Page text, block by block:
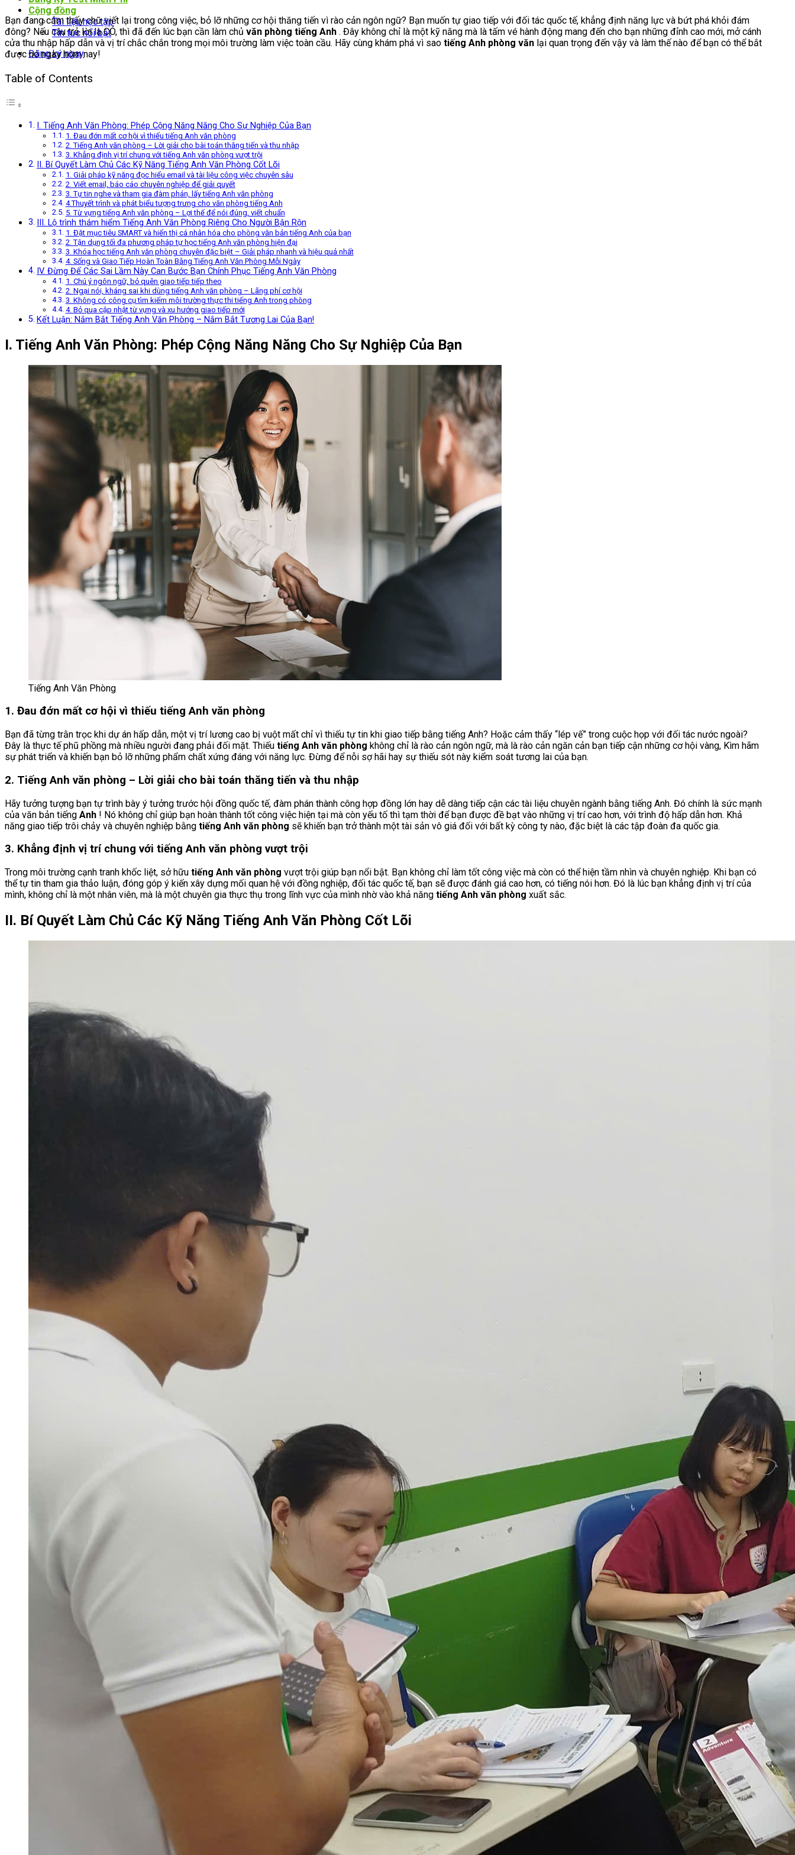
Cộng đồng
Tài liệu học tập
Tin tức nổi bật
Đăng ký ngay
Bạn đang cảm thấy chữ viết lại trong công việc, bỏ lỡ những cơ hội thăng tiến vì rào cản ngôn ngữ? Bạn muốn tự giao tiếp với đối tác quốc tế, khẳng định năng lực và bứt phá khỏi đám
đông? Nếu câu trả lời là CÓ, thì đã đến lúc bạn cần làm chủ văn phòng tiếng Anh . Đây không chỉ là một kỹ năng mà là tấm vé hành động mang đến cho bạn những đỉnh cao mới, mở cánh
cửa thu nhập hấp dẫn và vị trí chắc chắn trong mọi môi trường làm việc toàn cầu. Hãy cùng khám phá vì sao tiếng Anh phòng văn lại quan trọng đến vậy và làm thế nào để bạn có thể bắt
được nó ngay hôm nay!
Table of Contents
I. Tiếng Anh Văn Phòng: Phép Cộng Năng Năng Cho Sự Nghiệp Của Bạn
1. Đau đớn mất cơ hội vì thiếu tiếng Anh văn phòng
2. Tiếng Anh văn phòng – Lời giải cho bài toán thăng tiến và thu nhập
3. Khẳng định vị trí chung với tiếng Anh văn phòng vượt trội
II. Bí Quyết Làm Chủ Các Kỹ Năng Tiếng Anh Văn Phòng Cốt Lõi
1. Giải pháp kỹ năng đọc hiểu email và tài liệu công việc chuyên sâu
2. Viết email, báo cáo chuyên nghiệp để giải quyết
3. Tự tin nghe và tham gia đàm phán, lấy tiếng Anh văn phòng
4.Thuyết trình và phát biểu tượng trưng cho văn phòng tiếng Anh
5. Từ vựng tiếng Anh văn phòng – Lợi thế để nói đúng, viết chuẩn
III. Lộ trình thám hiểm Tiếng Anh Văn Phòng Riêng Cho Người Bận Rộn
1. Đặt mục tiêu SMART và hiển thị cá nhân hóa cho phòng văn bản tiếng Anh của bạn
2. Tận dụng tối đa phương pháp tự học tiếng Anh văn phòng hiện đại
3. Khóa học tiếng Anh văn phòng chuyên đặc biệt – Giải pháp nhanh và hiệu quả nhất
4. Sống và Giao Tiếp Hoàn Toàn Bằng Tiếng Anh Văn Phòng Mỗi Ngày
IV. Đừng Để Các Sai Lầm Này Can Bước Bạn Chính Phục Tiếng Anh Văn Phòng
1. Chú ý ngôn ngữ, bỏ quên giao tiếp tiếp theo
2. Ngại nói, kháng sai khi dùng tiếng Anh văn phòng – Lãng phí cơ hội
3. Không có công cụ tìm kiếm môi trường thực thi tiếng Anh trong phòng
4. Bỏ qua cập nhật từ vựng và xu hướng giao tiếp mới
Kết Luận: Nắm Bắt Tiếng Anh Văn Phòng – Nắm Bắt Tương Lai Của Bạn!
I. Tiếng Anh Văn Phòng: Phép Cộng Năng Năng Cho Sự Nghiệp Của Bạn
Tiếng Anh Văn Phòng
1. Đau đớn mất cơ hội vì thiếu tiếng Anh văn phòng
Bạn đã từng trằn trọc khi dự án hấp dẫn, một vị trí lương cao bị vuột mất chỉ vì thiếu tự tin khi giao tiếp bằng tiếng Anh? Hoặc cảm thấy “lép vế” trong cuộc họp với đối tác nước ngoài?
Đây là thực tế phũ phồng mà nhiều người đang phải đối mặt. Thiếu tiếng Anh văn phòng không chỉ là rào cản ngôn ngữ, mà là rào cản ngăn cản bạn tiếp cận những cơ hội vàng, Kìm hãm
sự phát triển và khiến bạn bỏ lỡ những phẩm chất xứng đáng với năng lực. Đừng để nỗi sợ hãi hay sự thiếu sót này kiểm soát tương lai của bạn.
2. Tiếng Anh văn phòng – Lời giải cho bài toán thăng tiến và thu nhập
Hãy tưởng tượng bạn tự trình bày ý tưởng trước hội đồng quốc tế, đàm phán thành công hợp đồng lớn hay dễ dàng tiếp cận các tài liệu chuyên ngành bằng tiếng Anh. Đó chính là sức mạnh
của văn bản tiếng Anh ! Nó không chỉ giúp bạn hoàn thành tốt công việc hiện tại mà còn yếu tố thì tạm thời để bạn được đề bạt vào những vị trí cao hơn, với trình độ hấp dẫn hơn. Khả
năng giao tiếp trôi chảy và chuyên nghiệp bằng tiếng Anh văn phòng sẽ khiến bạn trở thành một tài sản vô giá đối với bất kỳ công ty nào, đặc biệt là các tập đoàn đa quốc gia.
3. Khẳng định vị trí chung với tiếng Anh văn phòng vượt trội
Trong môi trường cạnh tranh khốc liệt, sở hữu tiếng Anh văn phòng vượt trội giúp bạn nổi bật. Bạn không chỉ làm tốt công việc mà còn có thể hiện tầm nhìn và chuyên nghiệp. Khi bạn có
thể tự tin tham gia thảo luận, đóng góp ý kiến xây dựng mối quan hệ với đồng nghiệp, đối tác quốc tế, bạn sẽ được đánh giá cao hơn, có tiếng nói hơn. Đó là lúc bạn khẳng định vị trí của
mình, không chỉ là một nhân viên, mà là một chuyên gia thực thụ trong lĩnh vực của mình nhờ vào khả năng tiếng Anh văn phòng xuất sắc.
II. Bí Quyết Làm Chủ Các Kỹ Năng Tiếng Anh Văn Phòng Cốt Lõi